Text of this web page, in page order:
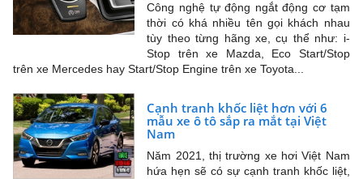
Công nghệ tự động ngắt động cơ tạm
thời có khá nhiều tên gọi khách nhau
tùy theo từng hãng xe, cụ thể như: i-
Stop trên xe Mazda, Eco Start/Stop
trên xe Mercedes hay Start/Stop Engine trên xe Toyota...
Cạnh tranh khốc liệt hơn với 6
mẫu xe ô tô sắp ra mắt tại Việt
Nam
Năm 2021, thị trường xe hơi Việt Nam
hứa hẹn sẽ có sự cạnh tranh khốc liệt,